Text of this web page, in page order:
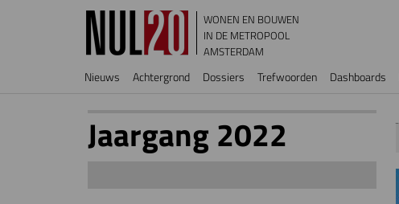
Overslaan en naar de inhoud gaan
WONEN EN BOUWEN
IN DE METROPOOL
AMSTERDAM
Hoofdnavigatie
Nieuws Achtergrond Dossiers Trefwoorden Dashboards
Jaargang 2022